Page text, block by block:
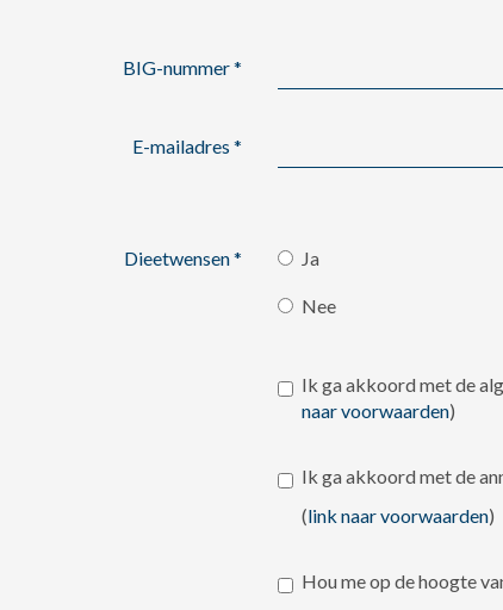
BIG-nummer*
E-mailadres *
Dieetwensen* Ja
Nee
Ik ga akkoord met de
naar voorwaarden)
Ik ga akkoord met de
(link naar voorwaarden)
Hou me op de hoogte